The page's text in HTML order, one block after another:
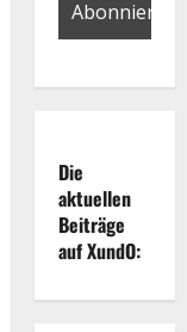
Die
aktuellen
Beiträge
auf XundO: